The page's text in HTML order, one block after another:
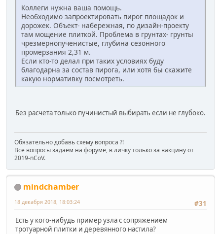
Коллеги нужна ваша помощь.
Необходимо запроектировать пирог площадок и
дорожек. Объект- набережная, по дизайн-проекту
там мощение плиткой. Проблема в грунтах- грунты
чрезмернопученистые, глубина сезонного
промерзания 2,31 м.
Если кто-то делал при таких условиях буду
благодарна за состав пирога, или хотя бы скажите
какую нормативку посмотреть.
Без расчета только пучинистый выбирать если не глубоко.
Обязательно добавь схему вопроса ?!
Все вопросы задаем на форуме, в личку только за вакцину от
2019-nCoV.
mindchamber
#31
18 декабря 2018, 18:03:24
Есть у кого-нибудь пример узла с сопряжением
тротуарной плитки и деревянного настила?